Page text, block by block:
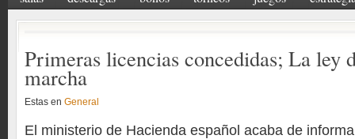
Primeras licencias concedidas; La ley
marcha
Estas en General
El ministerio de Hacienda español acaba de